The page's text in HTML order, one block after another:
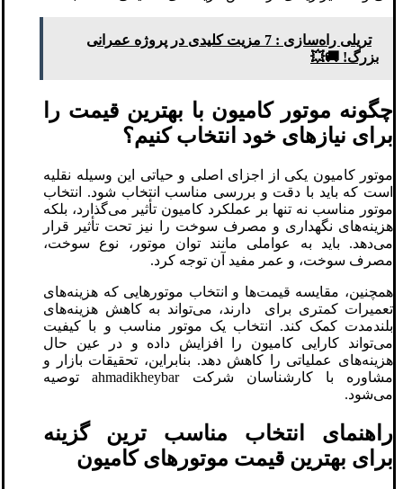
تریلی‌ راه‌سازی : 7 مزیت کلیدی در پروژه‌ عمرانی
بزرگ! 🚚💥
چگونه موتور کامیون با بهترین قیمت را
برای نیازهای خود انتخاب کنیم؟
موتور کامیون یکی از اجزای اصلی و حیاتی این وسیله نقلیه
است که باید با دقت و بررسی مناسب انتخاب شود. انتخاب
موتور مناسب نه تنها بر عملکرد کامیون تأثیر می‌گذارد، بلکه
هزینه‌های نگهداری و مصرف سوخت را نیز تحت تأثیر قرار
می‌دهد. باید به عواملی مانند توان موتور، نوع سوخت،
مصرف سوخت، و عمر مفید آن توجه کرد.
همچنین، مقایسه قیمت‌ها و انتخاب موتورهایی که هزینه‌های
تعمیرات کمتری برای دارند، می‌تواند به کاهش هزینه‌های
بلندمدت کمک کند. انتخاب یک موتور مناسب و با کیفیت
می‌تواند کارایی کامیون را افزایش داده و در عین حال
هزینه‌های عملیاتی را کاهش دهد. بنابراین، تحقیقات بازار و
مشاوره با کارشناسان شرکت ahmadikheybar توصیه
می‌شود.
راهنمای انتخاب مناسب ‌ترین گزینه
برای بهترین قیمت موتورهای کامیون